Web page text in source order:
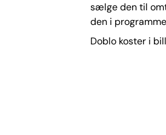
sælge den til
den i
Doblo koster i